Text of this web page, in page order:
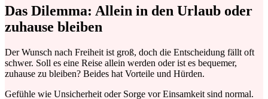
Das Dilemma: Allein in den Urlaub oder
zuhause bleiben
Der Wunsch nach Freiheit ist groß, doch die Entscheidung fällt oft
schwer. Soll es eine Reise allein werden oder ist es bequemer,
zuhause zu bleiben? Beides hat Vorteile und Hürden.
Gefühle wie Unsicherheit oder Sorge vor Einsamkeit sind normal.